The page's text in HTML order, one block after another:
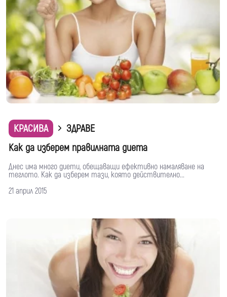
КРАСИВА
ЗДРАВЕ
Как да изберем правилната диета
Днес има много диети, обещаващи ефективно намаляване на
теглото. Как да изберем тази, която действително...
21 април 2015